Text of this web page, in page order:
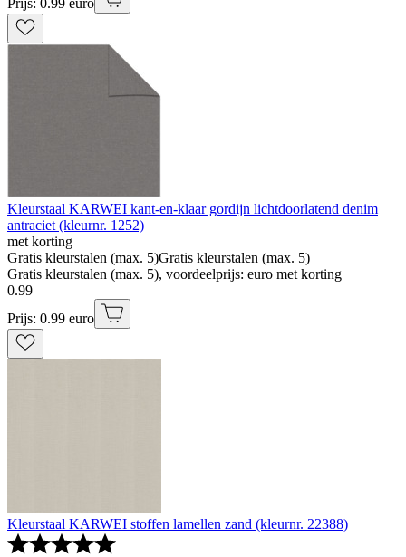
Prijs: 0.99 euro
Kleurstaal KARWEI kant-en-klaar gordijn lichtdoorlatend denim
antraciet (kleurnr. 1252)
met korting
Gratis kleurstalen (max. 5)Gratis kleurstalen (max. 5)
Gratis kleurstalen (max. 5), voordeelprijs: euro met korting
0.99
Prijs: 0.99 euro
Kleurstaal KARWEI stoffen lamellen zand (kleurnr. 22388)